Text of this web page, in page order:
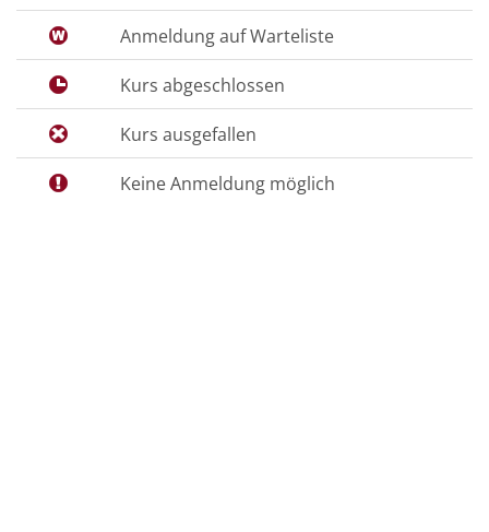
Anmeldung auf Warteliste
Kurs abgeschlossen
Kurs ausgefallen
Keine Anmeldung möglich